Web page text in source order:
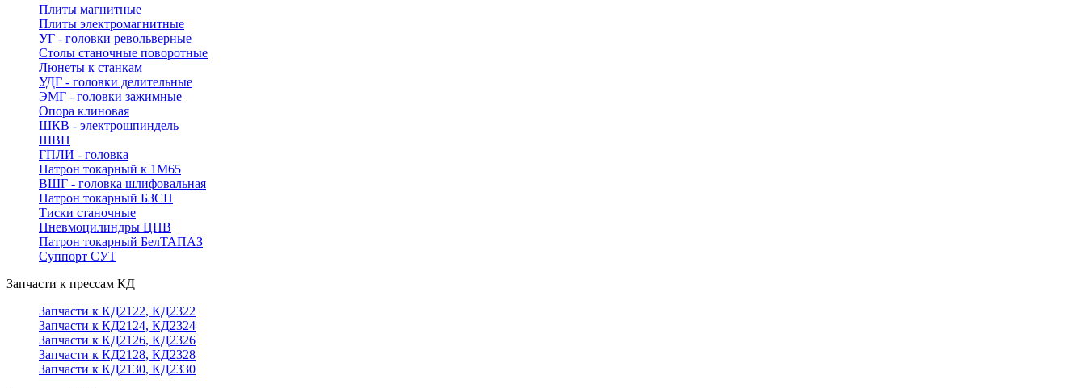
Плиты магнитные
Плиты электромагнитные
УГ - головки револьверные
Столы станочные поворотные
Люнеты к станкам
УДГ - головки делительные
ЭМГ - головки зажимные
Опора клиновая
ШКВ - электрошпиндель
ШВП
ГПЛИ - головка
Патрон токарный к 1М65
ВШГ - головка шлифовальная
Патрон токарный БЗСП
Тиски станочные
Пневмоцилиндры ЦПВ
Патрон токарный БелТАПАЗ
Суппорт СУТ
Запчасти к прессам КД
Запчасти к КД2122, КД2322
Запчасти к КД2124, КД2324
Запчасти к КД2126, КД2326
Запчасти к КД2128, КД2328
Запчасти к КД2130, КД2330